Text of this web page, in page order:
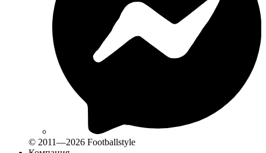
© 2011—2026 Footballstyle